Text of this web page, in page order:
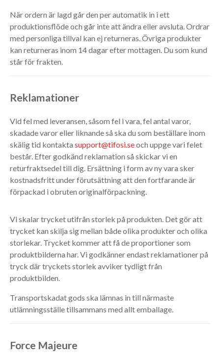
När ordern är lagd går den per automatik in i ett
produktionsflöde och går inte att ändra eller avsluta. Ordrar
med personliga tillval kan ej returneras. Övriga produkter
kan returneras inom 14 dagar efter mottagen. Du som kund
står för frakten.
Reklamationer
Vid fel med leveransen, såsom fel i vara, fel antal varor,
skadade varor eller liknande så ska du som beställare inom
skälig tid kontakta support@tifosi.seoch uppge vari felet
består. Efter godkänd reklamation så skickar vi en
returfraktsedel till dig. Ersättning i form av ny vara sker
kostnadsfritt under förutsättning att den fortfarande är
förpackad i obruten originalförpackning.
Vi skalar trycket utifrån storlek på produkten. Det gör att
trycket kan skilja sig mellan både olika produkter och olika
storlekar. Trycket kommer att få de proportioner som
produktbilderna har. Vi godkänner endast reklamationer på
tryck där tryckets storlek avviker tydligt från
produktbilden.
Transportskadat gods ska lämnas in till närmaste
utlämningsställe tillsammans med allt emballage.
Force Majeure